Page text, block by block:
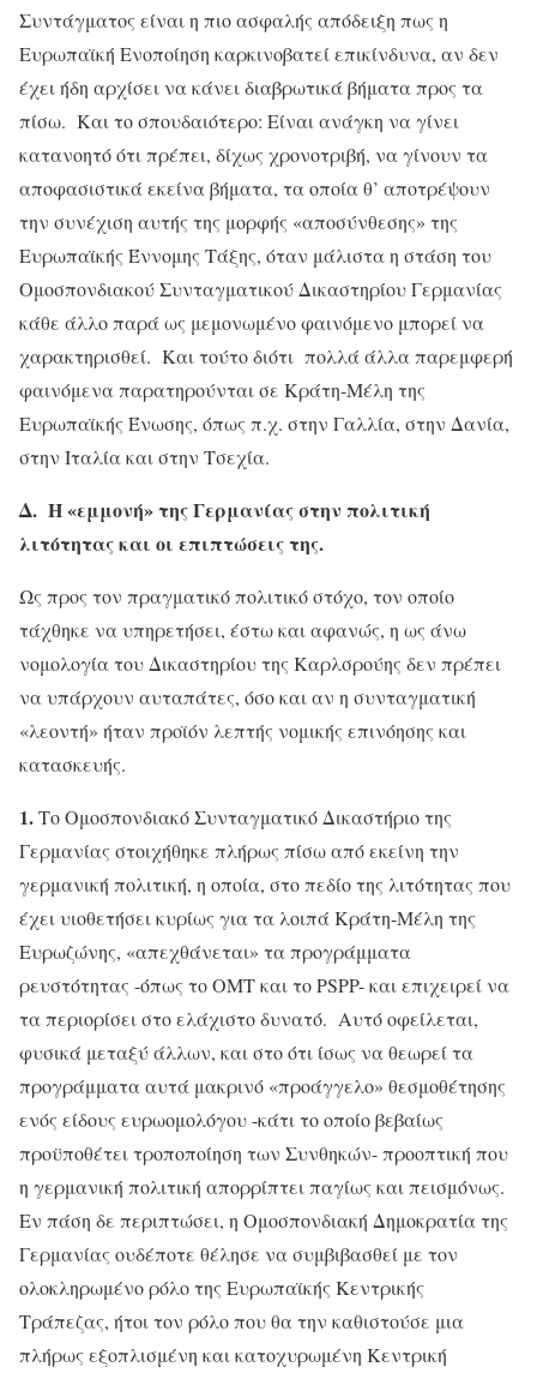
Συντάγματος είναι η πιο ασφαλής απόδειξη πως η
Ευρωπαϊκή Ενοποίηση καρκινοβατεί επικίνδυνα, αν δεν
έχει ήδη αρχίσει να κάνει διαβρωτικά βήματα προς τα
πίσω. Και το σπουδαιότερο: Είναι ανάγκη να γίνει
κατανοητό ότι πρέπει, δίχως χρονοτριβή, να γίνουν τα
αποφασιστικά εκείνα βήματα, τα οποία θ’ αποτρέψουν
την συνέχιση αυτής της μορφής «αποσύνθεσης» της
Ευρωπαϊκής Έννομης Τάξης, όταν μάλιστα η στάση του
Ομοσπονδιακού Συνταγματικού Δικαστηρίου Γερμανίας
κάθε άλλο παρά ως μεμονωμένο φαινόμενο μπορεί να
χαρακτηρισθεί. Και τούτο διότι πολλά άλλα παρεμφερή
φαινόμενα παρατηρούνται σε Κράτη-Μέλη της
Ευρωπαϊκής Ένωσης, όπως π.χ. στην Γαλλία, στην Δανία,
στην Ιταλία και στην Τσεχία.
Δ. Η «εμμονή» της Γερμανίας στην πολιτική
λιτότητας και οι επιπτώσεις της.
Ως προς τον πραγματικό πολιτικό στόχο, τον οποίο
τάχθηκε να υπηρετήσει, έστω και αφανώς, η ως άνω
νομολογία του Δικαστηρίου της Καρλσρούης δεν πρέπει
να υπάρχουν αυταπάτες, όσο και αν η συνταγματική
«λεοντή» ήταν προϊόν λεπτής νομικής επινόησης και
κατασκευής.
1.Το Ομοσπονδιακό Συνταγματικό Δικαστήριο της
Γερμανίας στοιχήθηκε πλήρως πίσω από εκείνη την
γερμανική πολιτική, η οποία, στο πεδίο της λιτότητας που
έχει υιοθετήσει κυρίως για τα λοιπά Κράτη-Μέλη της
Ευρωζώνης, «απεχθάνεται» τα προγράμματα
ρευστότητας -όπως το ΟΜΤ και το PSPP- και επιχειρεί να
τα περιορίσει στο ελάχιστο δυνατό. Αυτό οφείλεται,
φυσικά μεταξύ άλλων, και στο ότι ίσως να θεωρεί τα
προγράμματα αυτά μακρινό «προάγγελο» θεσμοθέτησης
ενός είδους ευρωομολόγου -κάτι το οποίο βεβαίως
προϋποθέτει τροποποίηση των Συνθηκών- προοπτική που
η γερμανική πολιτική απορρίπτει παγίως και πεισμόνως.
Εν πάση δε περιπτώσει, η Ομοσπονδιακή Δημοκρατία της
Γερμανίας ουδέποτε θέλησε να συμβιβασθεί με τον
ολοκληρωμένο ρόλο της Ευρωπαϊκής Κεντρικής
Τράπεζας, ήτοι τον ρόλο που θα την καθιστούσε μια
πλήρως εξοπλισμένη και κατοχυρωμένη Κεντρική